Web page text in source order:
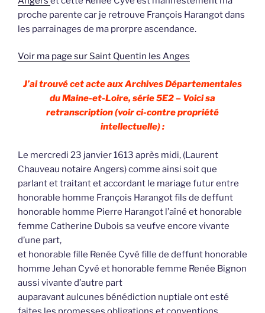
proche parente car je retrouve François Harangot dans
les parrainages de ma prorpre ascendance.
Voir ma page sur Saint Quentin les Anges
J’ai trouvé cet acte aux Archives Départementales
du Maine-et-Loire, série 5E2 – Voici sa
retranscription (voir ci-contre propriété
intellectuelle) :
Le mercredi 23 janvier 1613 après midi, (Laurent
Chauveau notaire Angers) comme ainsi soit que
parlant et traitant et accordant le mariage futur entre
honorable homme François Harangot fils de deffunt
honorable homme Pierre Harangot l’aîné et honorable
femme Catherine Dubois sa veufve encore vivante
d’une part,
et honorable fille Renée Cyvé fille de deffunt honorable
homme Jehan Cyvé et honorable femme Renée Bignon
aussi vivante d’autre part
auparavant aulcunes bénédiction nuptiale ont esté